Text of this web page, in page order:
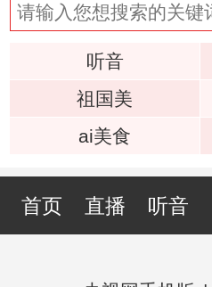
听音
祖国美
ai美食
首页 直播 听音